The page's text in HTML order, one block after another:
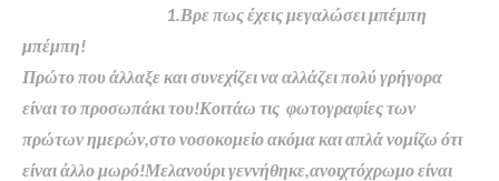
1.Βρε πως έχεις μεγαλώσει μπέμπη
μπέμπη!
Πρώτο που άλλαξε και συνεχίζει να αλλάζει πολύ γρήγορα
είναι το προσωπάκι του!Κοιτάω τις φωτογραφίες των
πρώτων ημερών,στο νοσοκομείο ακόμα και απλά νομίζω ότι
είναι άλλο μωρό!Μελανούρι γεννήθηκε,ανοιχτόχρωμο είναι